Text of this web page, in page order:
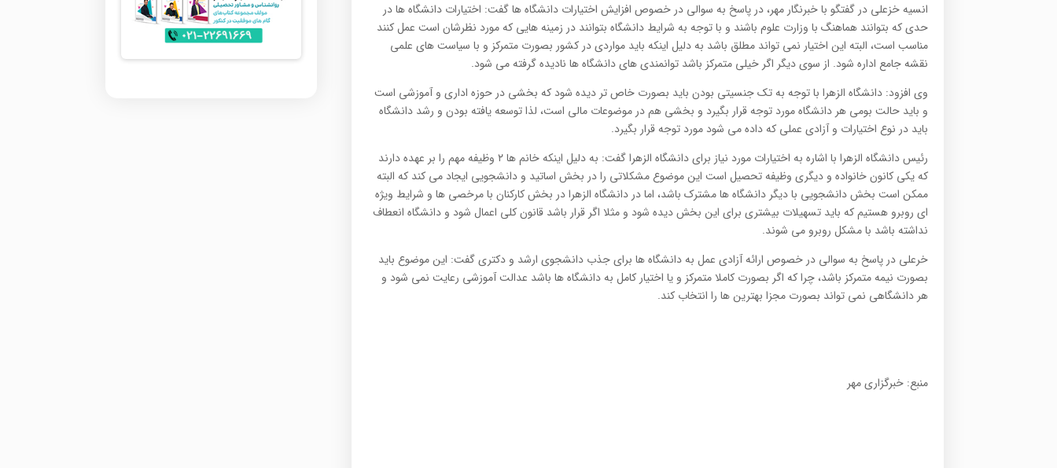
انسیه خزعلی در گفتگو با خبرنگار مهر، در پاسخ به سوالی در خصوص افزایش اختیارات دانشگاه ها گفت: اختیارات دانشگاه ها در
حدی که بتوانند هماهنگ با وزارت علوم باشند و با توجه به شرایط دانشگاه بتوانند در زمینه هایی که مورد نظرشان است عمل کنند
مناسب است، البته این اختیار نمی تواند مطلق باشد به دلیل اینکه باید مواردی در کشور بصورت متمرکز و با سیاست های علمی
نقشه جامع اداره شود. از سوی دیگر اگر خیلی متمرکز باشد توانمندی های دانشگاه ها نادیده گرفته می شود.
وی افزود: دانشگاه الزهرا با توجه به تک جنسیتی بودن باید بصورت خاص تر دیده شود که بخشی در حوزه اداری و آموزشی است
و باید حالت بومی هر دانشگاه مورد توجه قرار بگیرد و بخشی هم در موضوعات مالی است، لذا توسعه یافته بودن و رشد دانشگاه
باید در نوع اختیارات و آزادی عملی که داده می شود مورد توجه قرار بگیرد.
رئیس دانشگاه الزهرا با اشاره به اختیارات مورد نیاز برای دانشگاه الزهرا گفت: به دلیل اینکه خانم ها ۲ وظیفه مهم را بر عهده دارند
که یکی کانون خانواده و دیگری وظیفه تحصیل است این موضوع مشکلاتی را در بخش اساتید و دانشجویی ایجاد می کند که البته
ممکن است بخش دانشجویی با دیگر دانشگاه ها مشترک باشد، اما در دانشگاه الزهرا در بخش کارکنان با مرخصی ها و شرایط ویژه
ای روبرو هستیم که باید تسهیلات بیشتری برای این بخش دیده شود و مثلا اگر قرار باشد قانون کلی اعمال شود و دانشگاه انعطاف
نداشته باشد با مشکل روبرو می شوند.
خرعلی در پاسخ به سوالی در خصوص ارائه آزادی عمل به دانشگاه ها برای جذب دانشجوی ارشد و دکتری گفت: این موضوع باید
بصورت نیمه متمرکز باشد، چرا که اگر بصورت کاملا متمرکز و یا اختیار کامل به دانشگاه ها باشد عدالت آموزشی رعایت نمی شود و
هر دانشگاهی نمی تواند بصورت مجزا بهترین ها را انتخاب کند.
منبع: خبرگزاری مهر